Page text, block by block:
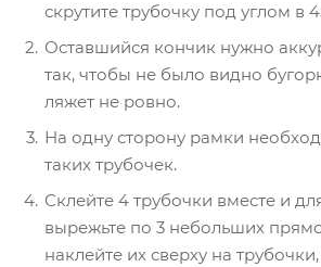
скрутите трубочку под углом в
Оставшийся кончик нужно
так, чтобы не было видно
ляжет не ровно.
На одну сторону рамки
таких трубочек.
Склейте 4 трубочки вместе и
вырежьте по 3 небольших
наклейте их сверху на